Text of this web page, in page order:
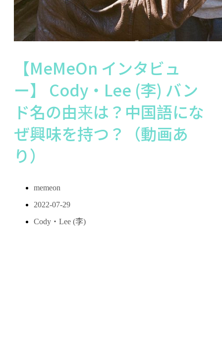
【MeMeOn インタビュ
ー】 Cody・Lee (李) バン
ド名の由来は？中国語にな
ぜ興味を持つ？（動画あ
り）
memeon
2022-07-29
Cody・Lee (李)